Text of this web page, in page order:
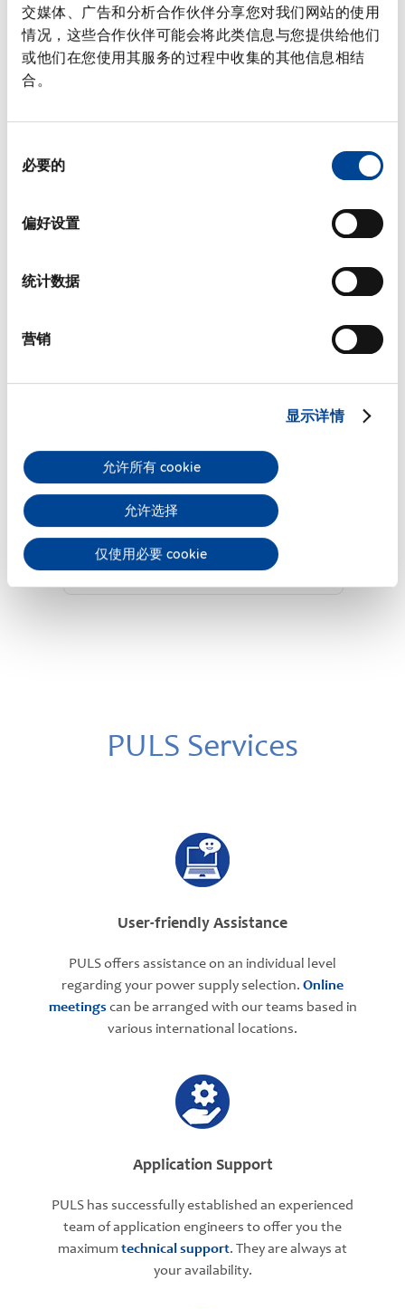
交媒体、广告和分析合作伙伴分享您对我们网站的使用
情况，这些合作伙伴可能会将此类信息与您提供给他们
或他们在您使用其服务的过程中收集的其他信息相结
合。
必要的
偏好设置
统计数据
营销
显示详情
允许所有 cookie
允许选择
仅使用必要 cookie
常見問題
辅助单元
侧面安装支架
数据表
详细
PULS Services
User-friendly Assistance
PULS offers assistance on an individual level
regarding your power supply selection. Online
meetings can be arranged with our teams based in
various international locations.
Application Support
PULS has successfully established an experienced
team of application engineers to offer you the
maximum technical support. They are always at
your availability.